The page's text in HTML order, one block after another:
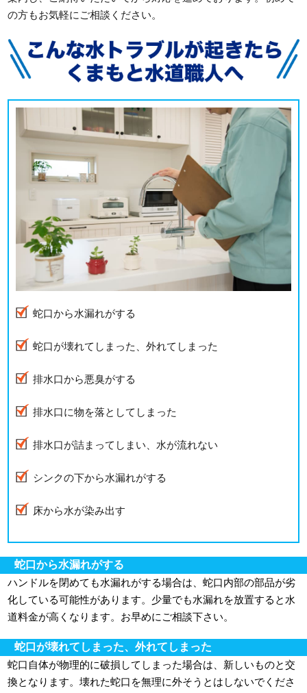
の方もお気軽にご相談ください。
蛇口から水漏れがする
蛇口が壊れてしまった、外れてしまった
排水口から悪臭がする
排水口に物を落としてしまった
排水口が詰まってしまい、水が流れない
シンクの下から水漏れがする
床から水が染み出す
蛇口から水漏れがする
ハンドルを閉めても水漏れがする場合は、蛇口内部の部品が劣
化している可能性があります。少量でも水漏れを放置すると水
道料金が高くなります。お早めにご相談下さい。
蛇口が壊れてしまった、外れてしまった
蛇口自体が物理的に破損してしまった場合は、新しいものと交
換となります。壊れた蛇口を無理に外そうとはしないでくださ